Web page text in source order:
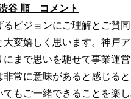
谷 順 コメント
るビジョンにご理解とご賛
変嬉しく思います。神戸
まで思いを馳せて事業運
常に意味があると感じる
もご一緒できることを楽